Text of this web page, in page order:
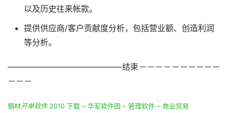
以及历史往来帐款。
提供供应商/客户贡献度分析，包括营业额、创造利润
等分析。
——————————————结束－－－－－－－－－－
－－－
钢材开单软件 2010 下载 – 华军软件园 – 管理软件 – 商业贸易